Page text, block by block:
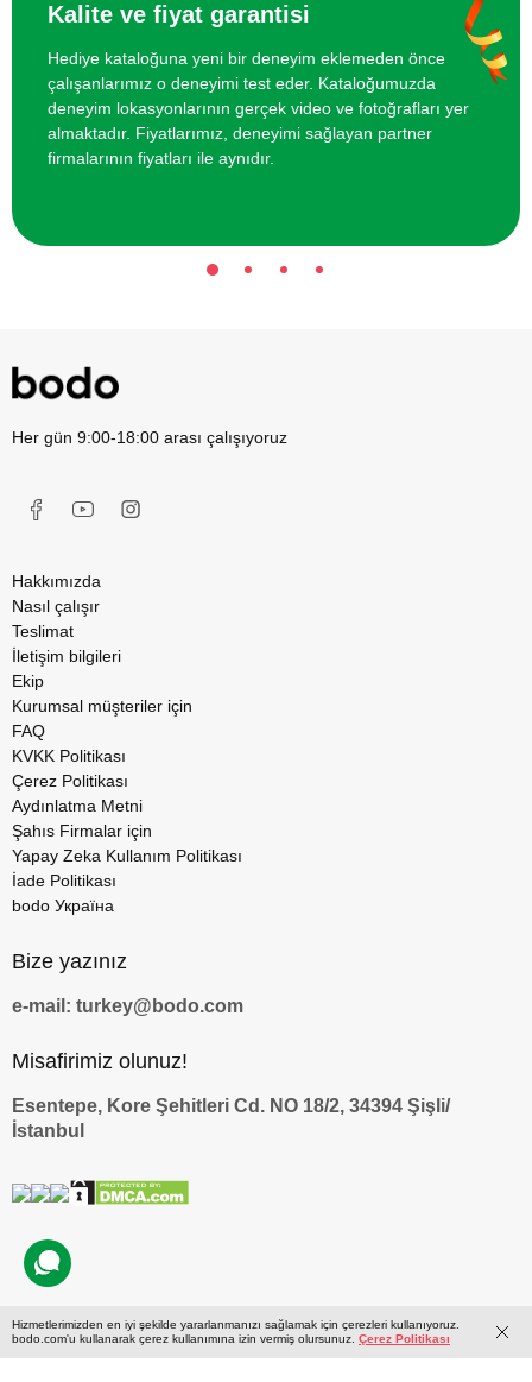
Kalite ve fiyat garantisi
Hediye kataloğuna yeni bir deneyim eklemeden önce
çalışanlarımız o deneyimi test eder. Kataloğumuzda
deneyim lokasyonlarının gerçek video ve fotoğrafları yer
almaktadır. Fiyatlarımız, deneyimi sağlayan partner
firmalarının fiyatları ile aynıdır.
Her gün 9:00-18:00 arası çalışıyoruz
Hakkımızda
Nasıl çalışır
Teslimat
İletişim bilgileri
Ekip
Kurumsal müşteriler için
FAQ
KVKK Politikası
Çerez Politikası
Aydınlatma Metni
Şahıs Firmalar için
Yapay Zeka Kullanım Politikası
İade Politikası
bodo Україна
Bize yazınız
e-mail: turkey@bodo.com
Misafirimiz olunuz!
Esentepe, Kore Şehitleri Cd. NO 18/2, 34394 Şişli/
İstanbul
Hizmetlerimizden en iyi şekilde yararlanmanızı sağlamak için çerezleri kullanıyoruz.
bodo.com'u kullanarak çerez kullanımına izin vermiş olursunuz. Çerez Politikası